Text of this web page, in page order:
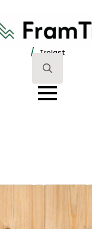
/ Trelast
Search
for: